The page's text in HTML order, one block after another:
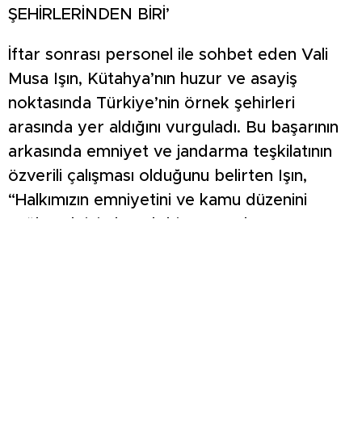
ŞEHİRLERİNDEN BİRİ’
İftar sonrası personel ile sohbet eden Vali
Musa Işın, Kütahya’nın huzur ve asayiş
noktasında Türkiye’nin örnek şehirleri
arasında yer aldığını vurguladı. Bu başarının
arkasında emniyet ve jandarma teşkilatının
özverili çalışması olduğunu belirten Işın,
“Halkımızın emniyetini ve kamu düzenini